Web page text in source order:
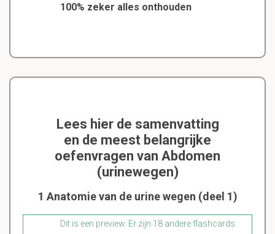
100% zeker alles onthouden
Lees hier de samenvatting
en de meest belangrijke
oefenvragen van Abdomen
(urinewegen)
1 Anatomie van de urine wegen (deel 1)
Dit is een preview. Er zijn 18 andere flashcards